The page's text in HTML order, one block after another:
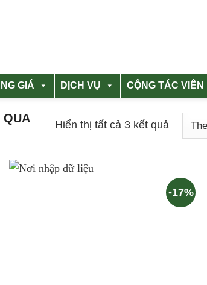
GIÁ DỊCH VỤ CỘNG TÁC VIÊN
QUA
Hiển thị tất cả 3 kết quả
-17%